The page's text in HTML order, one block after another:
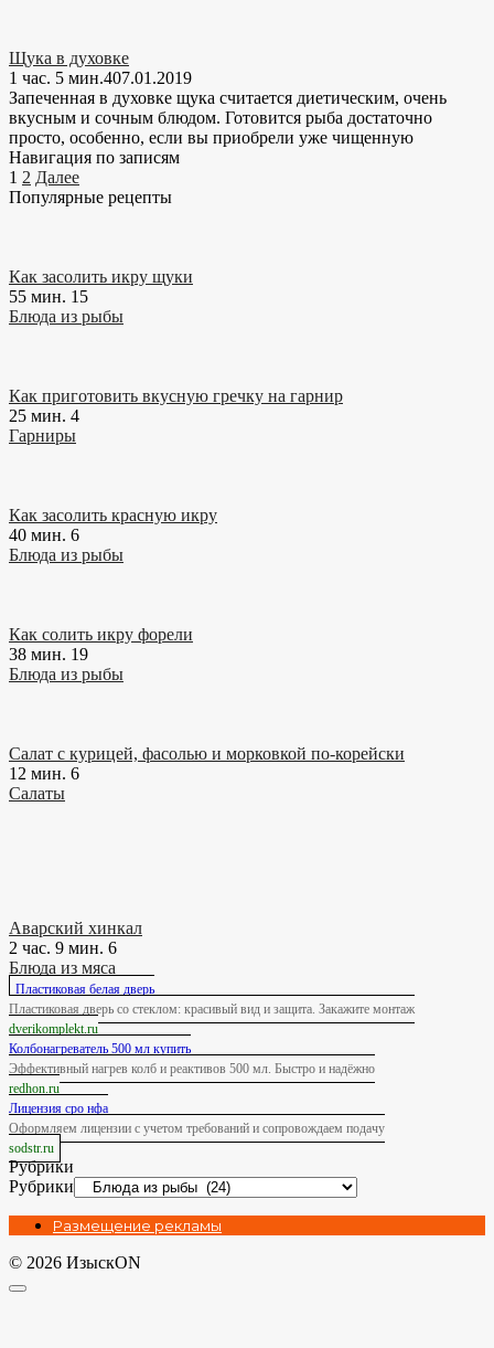
Щука в духовке
1 час. 5 мин.407.01.2019
Запеченная в духовке щука считается диетическим, очень
вкусным и сочным блюдом. Готовится рыба достаточно
просто, особенно, если вы приобрели уже чищенную
Навигация по записям
1 2 Далее
Популярные рецепты
Как засолить икру щуки
55 мин. 15
Блюда из рыбы
Как приготовить вкусную гречку на гарнир
25 мин. 4
Гарниры
Как засолить красную икру
40 мин. 6
Блюда из рыбы
Как солить икру форели
38 мин. 19
Блюда из рыбы
Салат с курицей, фасолью и морковкой по-корейски
12 мин. 6
Салаты
Аварский хинкал
2 час. 9 мин. 6
Блюда из мяса
Пластиковая белая дверь
Пластиковая дверь со стеклом: красивый вид и защита. Закажите монтаж
dverikomplekt.ru
Колбонагреватель 500 мл купить
Эффективный нагрев колб и реактивов 500 мл. Быстро и надёжно
redhon.ru
Лицензия сро нфа
Оформляем лицензии с учетом требований и сопровождаем подачу
sodstr.ru
Рубрики
Рубрики
Размещение рекламы
© 2026 ИзыскON